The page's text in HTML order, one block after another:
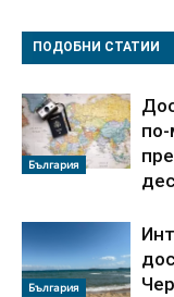
ПОДОБНИ СТАТИИ
България
България